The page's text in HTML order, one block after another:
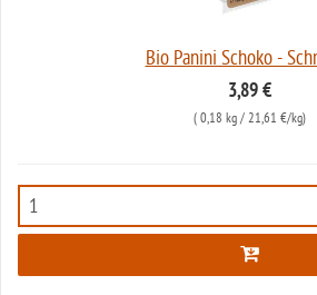
Bio Panini Schoko -
3,89 €
( 0,18 kg/ 21,61 €/kg)